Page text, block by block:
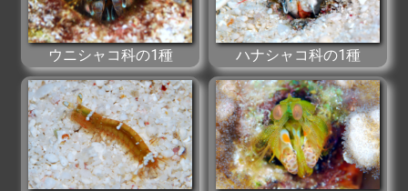
ウニシャコ科の1種 ハナシャコ科の1種